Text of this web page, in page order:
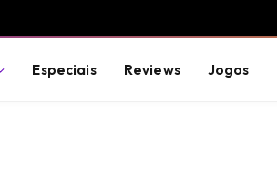
Especiais Reviews Jogos